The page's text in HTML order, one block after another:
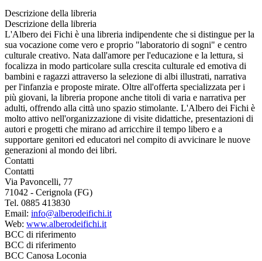
Descrizione della libreria
Descrizione della libreria
L'Albero dei Fichi è una libreria indipendente che si distingue per la
sua vocazione come vero e proprio "laboratorio di sogni" e centro
culturale creativo. Nata dall'amore per l'educazione e la lettura, si
focalizza in modo particolare sulla crescita culturale ed emotiva di
bambini e ragazzi attraverso la selezione di albi illustrati, narrativa
per l'infanzia e proposte mirate. Oltre all'offerta specializzata per i
più giovani, la libreria propone anche titoli di varia e narrativa per
adulti, offrendo alla città uno spazio stimolante. L'Albero dei Fichi è
molto attivo nell'organizzazione di visite didattiche, presentazioni di
autori e progetti che mirano ad arricchire il tempo libero e a
supportare genitori ed educatori nel compito di avvicinare le nuove
generazioni al mondo dei libri.
Contatti
Contatti
Via Pavoncelli, 77
71042 - Cerignola (FG)
Tel. 0885 413830
Email: info@alberodeifichi.it
Web: www.alberodeifichi.it
BCC di riferimento
BCC di riferimento
BCC Canosa Loconia